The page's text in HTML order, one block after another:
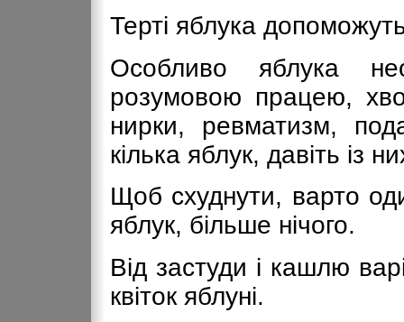
Терті яблука
Особливо яблука
розумовою працею,
нирки, ревматизм,
кілька яблук, давіть із
Щоб схуднути, варто
яблук, більше нічого.
Від застуди і кашлю
квіток яблуні.